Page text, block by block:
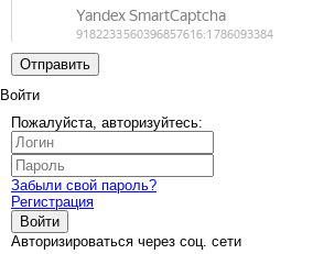
Отправить
Войти
Пожалуйста, авторизуйтесь:
Забыли свой пароль?
Регистрация
Войти
Авторизироваться через соц. сети